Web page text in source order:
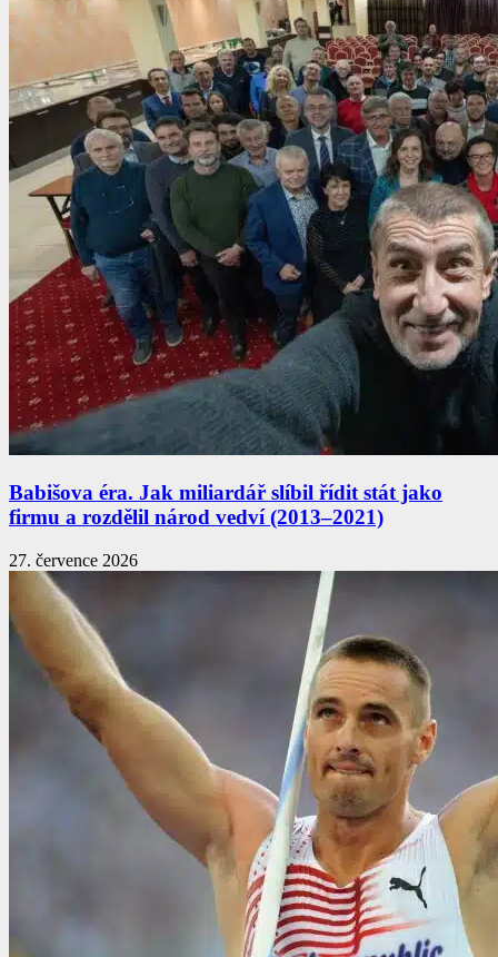
Babišova éra. Jak miliardář slíbil řídit stát jako
firmu a rozdělil národ vedví (2013–2021)
27. července 2026